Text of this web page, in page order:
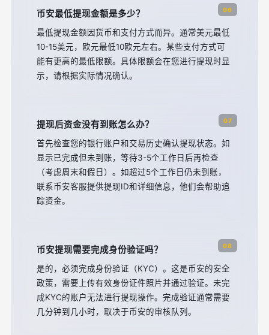
06
币安最低提现金额是多少？
最低提现金额因货币和支付方式而异。通常美元最低
10-15美元，欧元最低10欧元左右。某些支付方式可
能有更高的最低限额。具体限额会在您进行提现时显
示，请根据实际情况确认。
07
提现后资金没有到账怎么办？
首先检查您的银行账户和交易历史确认提现状态。如
显示已完成但未到账，等待3-5个工作日后再检查
（考虑周末和假日）。如超过5个工作日仍未到账，
联系币安客服提供提现ID和详细信息，他们会帮助追
踪资金。
08
币安提现需要完成身份验证吗？
是的，必须完成身份验证（KYC）。这是币安的安全
政策，需要上传有效身份证件照片并通过验证。未完
成KYC的账户无法进行提现操作。完成验证通常需要
几分钟到几小时，取决于币安的审核队列。